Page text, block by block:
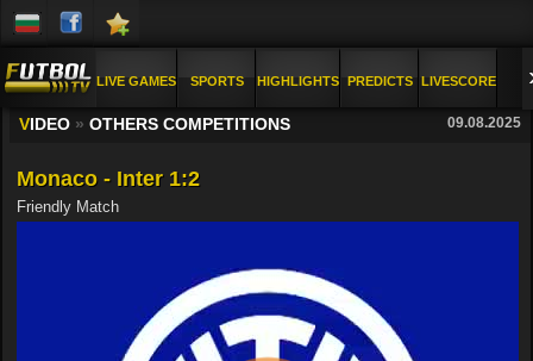
LIVE GAMES SPORTS HIGHLIGHTS PREDICTS LIVESCORE
VIDEO » OTHERS COMPETITIONS 09.08.2025
Monaco - Inter 1:2
Friendly Match